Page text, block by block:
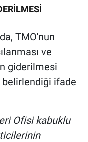
TMO'nun
ve
giderilmesi
belirlendiği ifade
Ofisi kabuklu